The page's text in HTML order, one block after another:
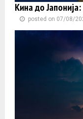
Кина до
posted on 07/08/